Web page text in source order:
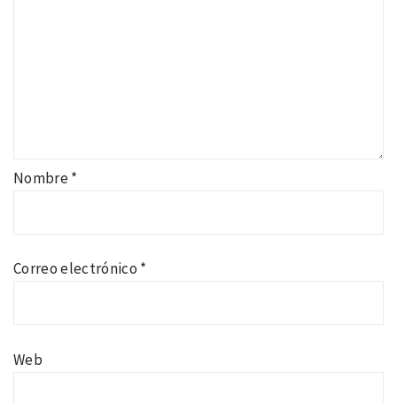
Nombre*
Correo electrónico *
Web